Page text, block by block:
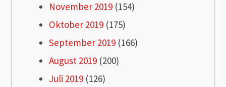
November 2019 (154)
Oktober 2019 (175)
September 2019 (166)
August 2019 (200)
Juli 2019 (126)